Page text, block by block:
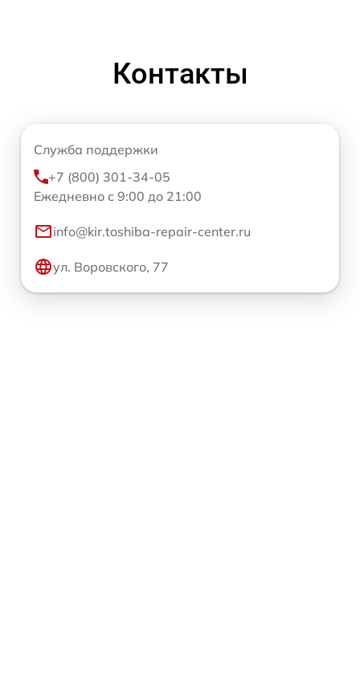
Контакты
Служба поддержки
+7 (800) 301-34-05
Ежедневно с 9:00 до 21:00
info@kir.toshiba-repair-center.ru
ул. Воровского, 77